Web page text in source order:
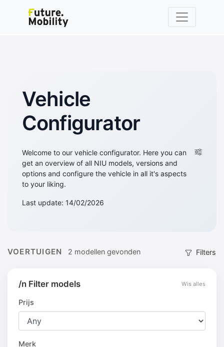
Vehicle
Configurator
Welcome to our vehicle configurator. Here you can
get an overview of all NIU models, versions and
options and configure the vehicle in all it's aspects
to your liking.
Last update: 14/02/2026
VOERTUIGEN 2 modellen gevonden Filters
/n Filter models Wis alles
Prijs
Merk